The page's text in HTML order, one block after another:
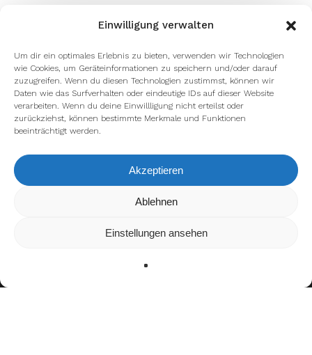
Einwilligung verwalten
Um dir ein optimales Erlebnis zu bieten, verwenden wir Technologien
wie Cookies, um Geräteinformationen zu speichern und/oder darauf
zuzugreifen. Wenn du diesen Technologien zustimmst, können wir
Daten wie das Surfverhalten oder eindeutige IDs auf dieser Website
verarbeiten. Wenn du deine Einwillligung nicht erteilst oder
zurückziehst, können bestimmte Merkmale und Funktionen
beeinträchtigt werden.
Akzeptieren
Ablehnen
Einstellungen ansehen
Wir verwenden Cookies, um dir die bestmögliche Erfahrung auf
kannst du erfahren, welche Cookies wir
verwenden oder sie ausschalten.